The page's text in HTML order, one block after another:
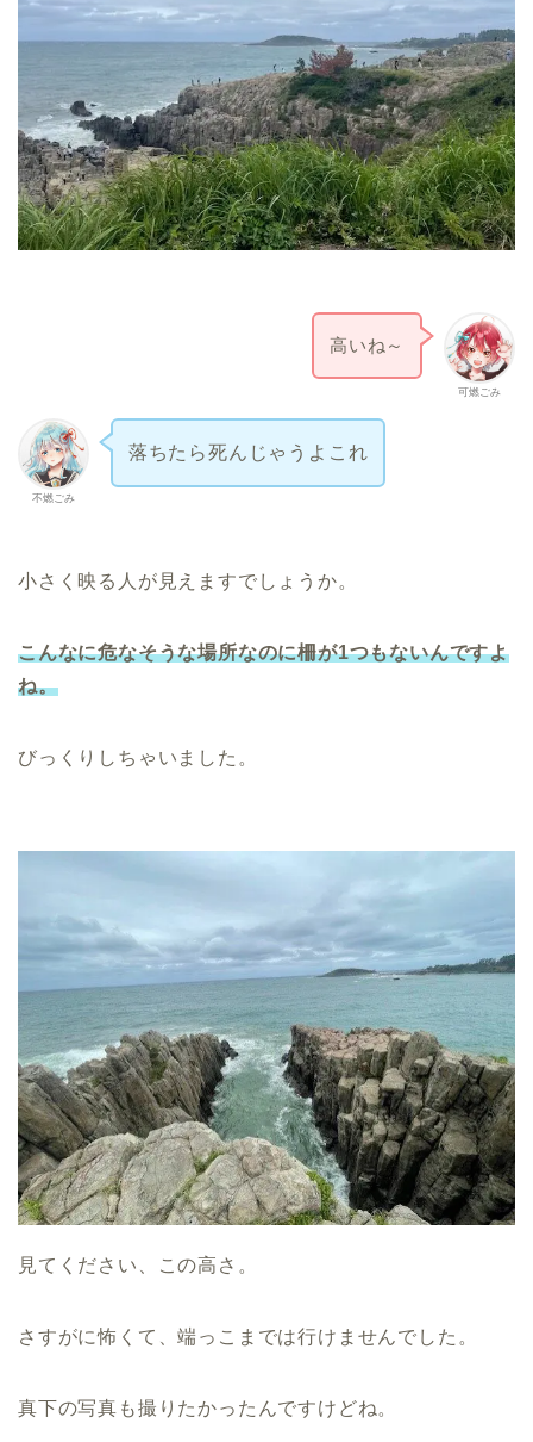
可燃ごみ
高いね～
不燃ごみ
落ちたら死んじゃうよこれ
小さく映る人が見えますでしょうか。
こんなに危なそうな場所なのに柵が1つもないんですよ
ね。
びっくりしちゃいました。
見てください、この高さ。
さすがに怖くて、端っこまでは行けませんでした。
真下の写真も撮りたかったんですけどね。